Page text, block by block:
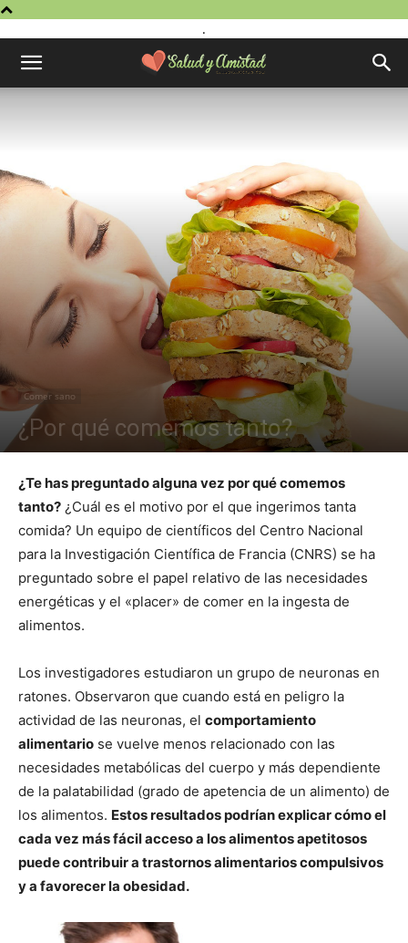
.
Comer sano
¿Por qué comemos tanto?
¿Te has preguntado alguna vez por qué comemos
tanto? ¿Cuál es el motivo por el que ingerimos tanta
comida? Un equipo de científicos del Centro Nacional
para la Investigación Científica de Francia (CNRS) se ha
preguntado sobre el papel relativo de las necesidades
energéticas y el «placer» de comer en la ingesta de
alimentos.
Los investigadores estudiaron un grupo de neuronas en
ratones. Observaron que cuando está en peligro la
actividad de las neuronas, el comportamiento
alimentario se vuelve menos relacionado con las
necesidades metabólicas del cuerpo y más dependiente
de la palatabilidad (grado de apetencia de un alimento) de
los alimentos. Estos resultados podrían explicar cómo el
cada vez más fácil acceso a los alimentos apetitosos
puede contribuir a trastornos alimentarios compulsivos
y a favorecer la obesidad.